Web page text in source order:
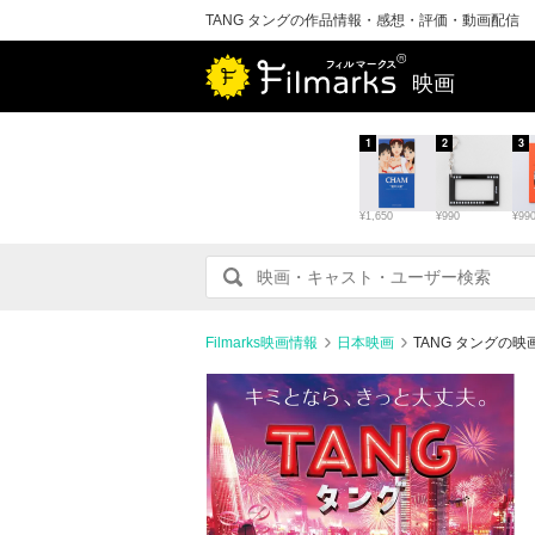
TANG タングの作品情報・感想・評価・動画配信
映画
¥1,650
1
¥990
2
¥990
3
Filmarks映画情報 日本映画 TANG タングの映